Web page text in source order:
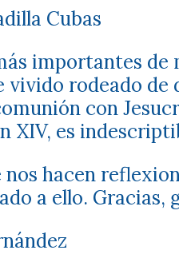
Cubas
importantes de
vivido rodeado de
con
XIV, es
hacen
a ello. Gracias,